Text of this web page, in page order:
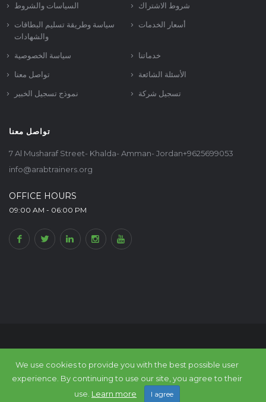
السياسات والشروط
شروط الاشتراك
سياسة وطريقة تسليم البطاقات
والشهادات
أسعار الخدمات
سياسة الخصوصية
خدماتنا
تواصل معنا
الأسئلة الشائعة
نموذج تسجيل الخبير
تسجيل شركة
تواصل معنا
7 Al Musharaf Street- Khalda- Amman- Jordan+9625699053
info@arabtrainers.org
OFFICE HOURS
09:00 AM - 06:00 PM
© Arab Trainers Union-Arab Expert Portal, All rights reserved. WithinThe
Council of Arab Economic Unity
Back to top
We use cookies to provide you with the best possible user
experience. By continuing to use our site, you agree to their
use. Learn more I agree